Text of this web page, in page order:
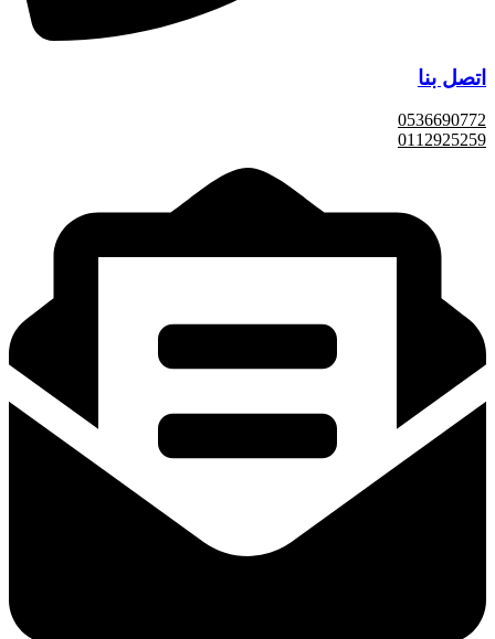
اتصل بنا
0536690772
0112925259